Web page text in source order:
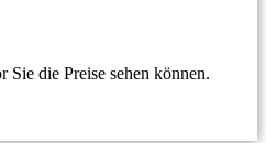
Sie die Preise sehen können.